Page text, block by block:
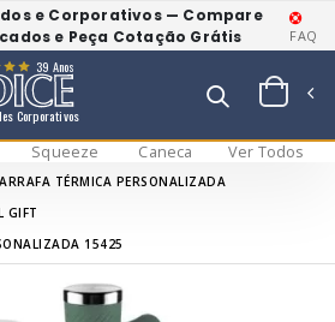
e Corporativos — Compare
e Peça Cotação Grátis
FAQ
Corporativos
39 Anos
Squeeze Caneca Ver Todos
TÉRMICA PERSONALIZADA
GIFT
15425